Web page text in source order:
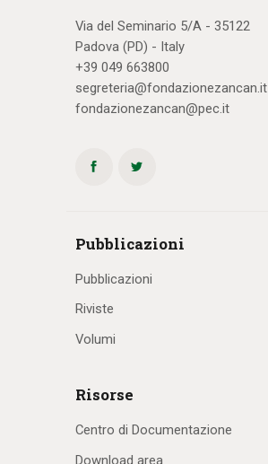
Via del Seminario 5/A - 35122
Padova (PD) - Italy
+39 049 663800
segreteria@fondazionezancan.it
fondazionezancan@pec.it
Pubblicazioni
Pubblicazioni
Riviste
Volumi
Risorse
Centro di Documentazione
Download area